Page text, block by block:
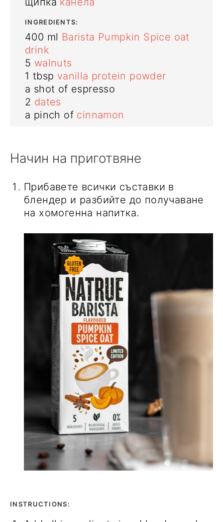
INGREDIENTS:
400 ml Barista Pumpkin Spice oat
drink
5 walnuts
1 tbsp vanilla protein powder
a shot of espresso
2 dates
a pinch of cinnamon
Начин на приготвяне
Прибавете всички съставки в
блендер и разбийте до получаване
на хомогенна напитка.
INSTRUCTIONS: